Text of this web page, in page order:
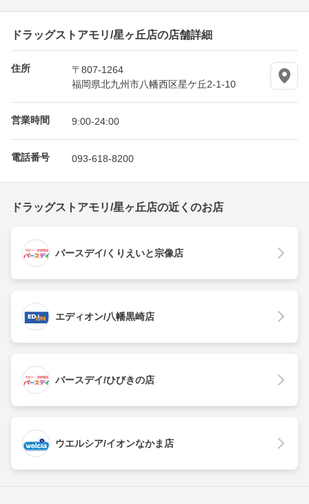
ドラッグストアモリ/星ヶ丘店の店舗詳細
住所
〒807-1264
福岡県北九州市八幡西区星ケ丘2-1-10
営業時間 9:00-24:00
電話番号 093-618-8200
ドラッグストアモリ/星ヶ丘店の近くのお店
バースデイ/くりえいと宗像店
エディオン/八幡黒崎店
バースデイ/ひびきの店
ウエルシア/イオンなかま店